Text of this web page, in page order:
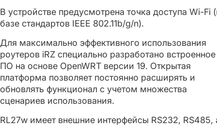
В устройстве предусмотрена точка доступа Wi-Fi
базе стандартов IEEE 802.11b/g/n).
Для максимально эффективного использования
роутеров iRZ специально разработано встроенное
ПО на основе OpenWRT версии 19. Открытая
платформа позволяет постоянно расширять и
обновлять функционал с учетом множества
сценариев использования.
RL27w имеет внешние интерфейсы RS232, RS485,